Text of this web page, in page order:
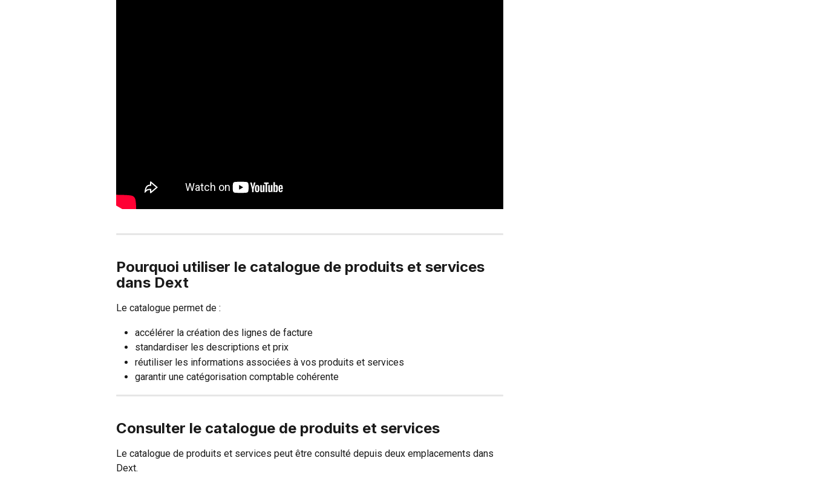
Pourquoi utiliser le catalogue de produits et services
dans Dext
Le catalogue permet de :
accélérer la création des lignes de facture
standardiser les descriptions et prix
réutiliser les informations associées à vos produits et services
garantir une catégorisation comptable cohérente
Consulter le catalogue de produits et services
Le catalogue de produits et services peut être consulté depuis deux emplacements dans
Dext.